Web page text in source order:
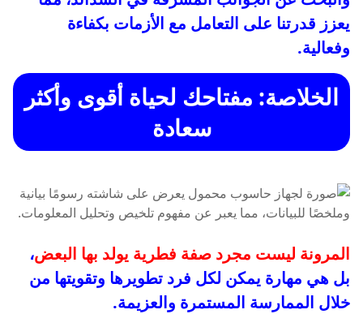
يعزز قدرتنا على التعامل مع الأزمات بكفاءة
وفعالية.
الخلاصة: مفتاحك لحياة أقوى وأكثر
سعادة
المرونة ليست مجرد صفة فطرية يولد بها البعض،
بل هي مهارة يمكن لكل فرد تطويرها وتقويتها من
خلال الممارسة المستمرة والعزيمة.